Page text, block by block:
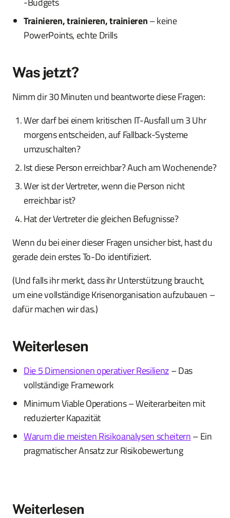
Trainieren, trainieren, trainieren– keine
PowerPoints, echte Drills
Was jetzt?
Nimm dir 30 Minuten und beantworte diese Fragen:
Wer darf bei einem kritischen IT-Ausfall um 3 Uhr
morgens entscheiden, auf Fallback-Systeme
umzuschalten?
Ist diese Person erreichbar? Auch am Wochenende?
Wer ist der Vertreter, wenn die Person nicht
erreichbar ist?
Hat der Vertreter die gleichen Befugnisse?
Wenn du bei einer dieser Fragen unsicher bist, hast du
gerade dein erstes To-Do identifiziert.
(Und falls ihr merkt, dass ihr Unterstützung braucht,
um eine vollständige Krisenorganisation aufzubauen –
dafür machen wir das.)
Weiterlesen
Die 5 Dimensionen operativer Resilienz– Das
vollständige Framework
Minimum Viable Operations – Weiterarbeiten mit
reduzierter Kapazität
Warum die meisten Risikoanalysen scheitern– Ein
pragmatischer Ansatz zur Risikobewertung
Weiterlesen